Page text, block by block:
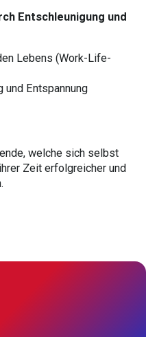
Entschleunigung und
Lebens (Work-Life-
und Entspannung
welche sich selbst
Zeit erfolgreicher und